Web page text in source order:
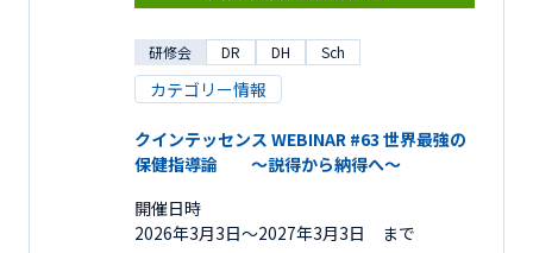
研修会 DR DH Sch
カテゴリー情報
クインテッセンス WEBINAR #63 世界最強の
保健指導論 ～説得から納得へ～
開催日時
2026年3月3日〜2027年3月3日 まで